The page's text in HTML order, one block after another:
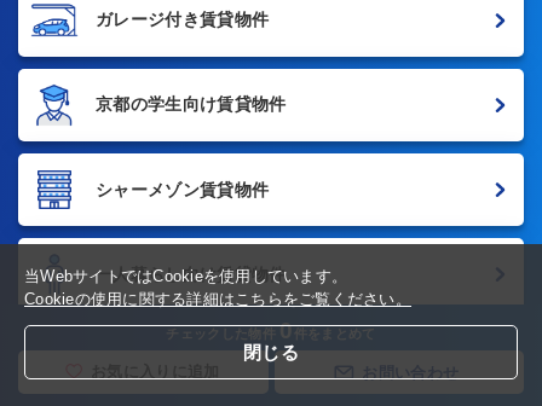
チェックした物件 0件をまとめて
ガレージ付き賃貸物件
京都の学生向け賃貸物件
シャーメゾン賃貸物件
一人暮らし向け賃貸物件
当WebサイトではCookieを使用しています。
Cookieの使用に関する詳細はこちらをご覧ください。
閉じる